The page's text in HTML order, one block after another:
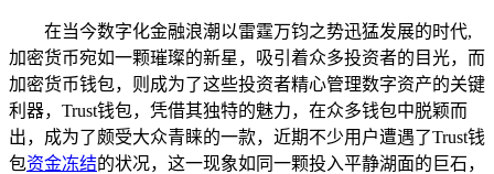
在当今数字化金融浪潮以雷霆万钧之势迅猛发展的时代,
加密货币宛如一颗璀璨的新星，吸引着众多投资者的目光，而
加密货币钱包，则成为了这些投资者精心管理数字资产的关键
利器，Trust钱包，凭借其独特的魅力，在众多钱包中脱颖而
出，成为了颇受大众青睐的一款，近期不少用户遭遇了Trust钱
包资金冻结的状况，这一现象如同一颗投入平静湖面的巨石，